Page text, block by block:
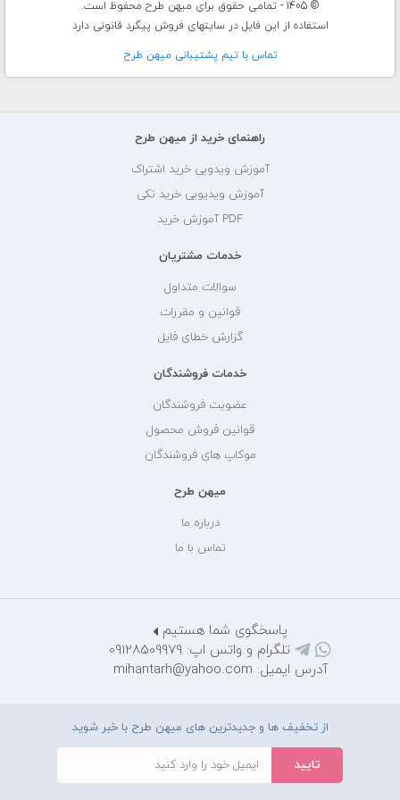
© 1405 - تمامی حقوق برای میهن طرح محفوظ است.
استفاده از این فایل در سایتهای فروش پیگرد قانونی دارد
تماس با تيم پشتيبانی ميهن طرح
راهنمای خرید از میهن طرح
آموزش ویدویی خرید اشتراک
آموزش ویدیویی خرید تکی
PDF آموزش خرید
خدمات مشتریان
سوالات متداول
قوانین و مقررات
گزارش خطای فایل
خدمات فروشندگان
عضویت فروشندگان
قوانین فروش محصول
موکاپ های فروشندگان
میهن طرح
درباره ما
تماس با ما
پاسخگوی شما هستیم
تلگرام و واتس اپ: 09128509979
آدرس ایمیل: mihantarh@yahoo.com
از تخفیف ها و جدیدترین های میهن طرح با خبر شوید